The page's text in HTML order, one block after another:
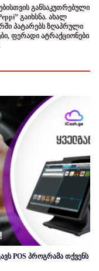
განსაკუთრებული
გაიხსნა. ახალ
პატარებს ზღაპრული
ფერადი ატრაქციონები
POS პროგრამა თქვენს